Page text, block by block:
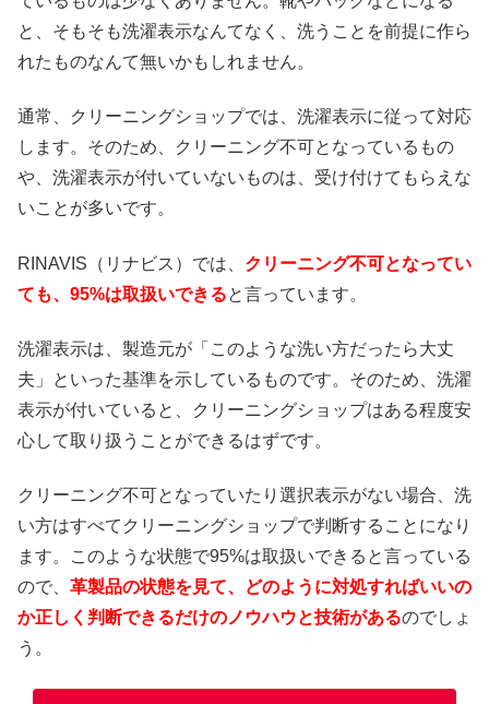
と、そもそも洗濯表示なんてなく、洗うことを前提に作ら
れたものなんて無いかもしれません。
通常、クリーニングショップでは、洗濯表示に従って対応
します。そのため、クリーニング不可となっているもの
や、洗濯表示が付いていないものは、受け付けてもらえな
いことが多いです。
RINAVIS（リナビス）では、 クリーニング不可となってい
ても、95%は取扱いできると言っています。
洗濯表示は、製造元が「このような洗い方だったら大丈
夫」といった基準を示しているものです。そのため、洗濯
表示が付いていると、クリーニングショップはある程度安
心して取り扱うことができるはずです。
クリーニング不可となっていたり選択表示がない場合、洗
い方はすべてクリーニングショップで判断することになり
ます。このような状態で95%は取扱いできると言っている
ので、 革製品の状態を見て、どのように対処すればいいの
か正しく判断できるだけのノウハウと技術があるのでしょ
う。